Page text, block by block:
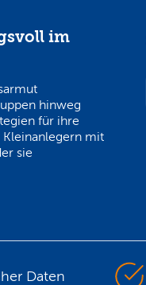
im
hinweg
für ihre
mit
sie
Daten